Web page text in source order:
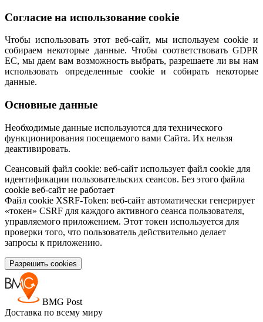
Согласие на использование cookie
Чтобы использовать этот веб-сайт, мы используем cookie и
собираем некоторые данные. Чтобы соответствовать GDPR
ЕС, мы даем вам возможность выбрать, разрешаете ли вы нам
использовать определенные cookie и собирать некоторые
данные.
Основные данные
Необходимые данные используются для технического
функционирования посещаемого вами Сайта. Их нельзя
деактивировать.
Сеансовый файл cookie: веб-сайт использует файл cookie для
идентификации пользовательских сеансов. Без этого файла
cookie веб-сайт не работает
Файл cookie XSRF-Token: веб-сайт автоматически генерирует
«токен» CSRF для каждого активного сеанса пользователя,
управляемого приложением. Этот токен используется для
проверки того, что пользователь действительно делает
запросы к приложению.
Разрешить cookies
BMG Post
Доставка по всему миру